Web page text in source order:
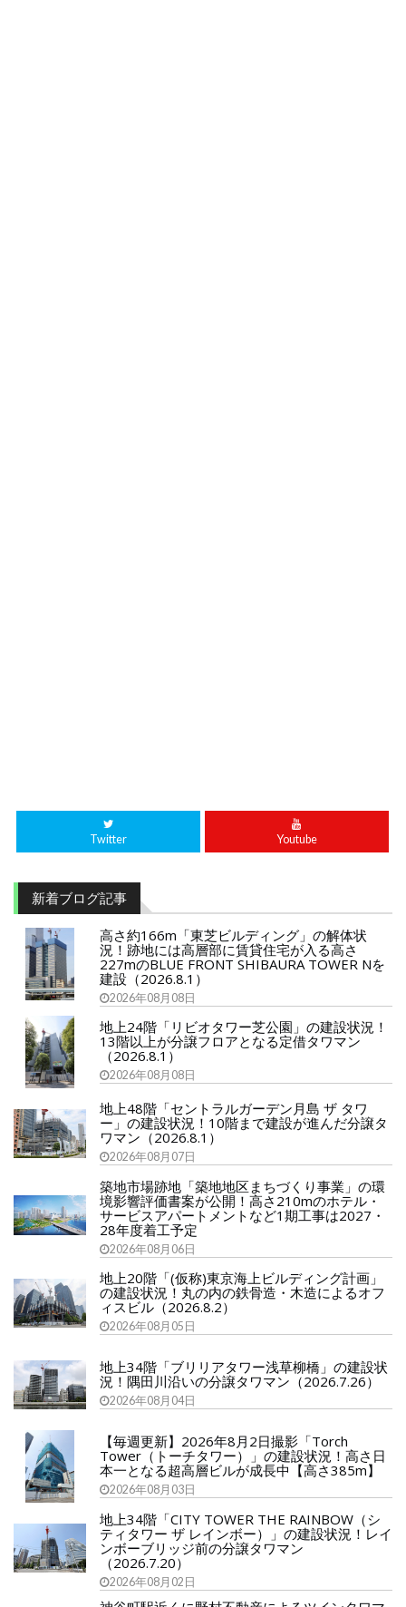
Twitter Youtube
新着ブログ記事
高さ約166m「東芝ビルディング」の解体状
況！跡地には高層部に賃貸住宅が入る高さ
227mのBLUE FRONT SHIBAURA TOWER Nを
建設（2026.8.1）
2026年08月08日
地上24階「リビオタワー芝公園」の建設状況！
13階以上が分譲フロアとなる定借タワマン
（2026.8.1）
2026年08月08日
地上48階「セントラルガーデン月島 ザ タワ
ー」の建設状況！10階まで建設が進んだ分譲タ
ワマン（2026.8.1）
2026年08月07日
築地市場跡地「築地地区まちづくり事業」の環
境影響評価書案が公開！高さ210mのホテル・
サービスアパートメントなど1期工事は2027・
28年度着工予定
2026年08月06日
地上20階「(仮称)東京海上ビルディング計画」
の建設状況！丸の内の鉄骨造・木造によるオフ
ィスビル（2026.8.2）
2026年08月05日
地上34階「ブリリアタワー浅草柳橋」の建設状
況！隅田川沿いの分譲タワマン（2026.7.26）
2026年08月04日
【毎週更新】2026年8月2日撮影「Torch
Tower（トーチタワー）」の建設状況！高さ日
本一となる超高層ビルが成長中【高さ385m】
2026年08月03日
地上34階「CITY TOWER THE RAINBOW（シ
ティタワー ザ レインボー）」の建設状況！レイ
ンボーブリッジ前の分譲タワマン
（2026.7.20）
2026年08月02日